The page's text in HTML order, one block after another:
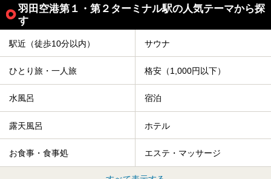
羽田空港第１・第２ターミナル駅の人気テーマから探
す
駅近（徒歩10分以内） サウナ
ひとり旅・一人旅 格安（1,000円以下）
水風呂 宿泊
露天風呂 ホテル
お食事・食事処 エステ・マッサージ